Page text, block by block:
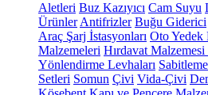
Aletleri Buz Kazıyıcı Cam Suyu
Ürünler Antifrizler Buğu Giderici
Araç Şarj İstasyonları Oto Yedek
Malzemeleri Hırdavat Malzemesi
Yönlendirme Levhaları
Setleri Somun Çivi Vida-Çivi